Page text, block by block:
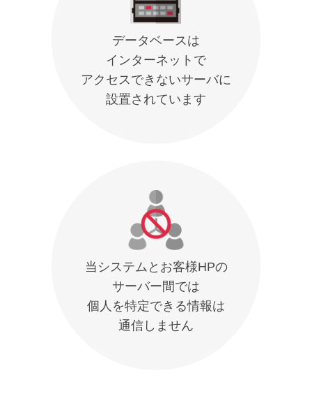
データベースは
インターネットで
アクセスできないサーバに
設置されています
当システムとお客様HPの
サーバー間では
個人を特定できる情報は
通信しません